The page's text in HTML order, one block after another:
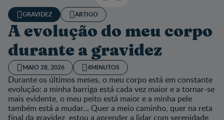
GRAVIDEZ ARTIGO
A evolução do meu corpo
durante a gravidez
MAIO 28, 2026 4MINUTOS
Durante os últimos meses, o meu corpo está em constante
evolução: a minha barriga está cada vez maior e a tornar-se
mais evidente, o meu peito está maior e a minha pele
também está a mudar… Quer a meio caminho, quer na reta
final da gravidez, estou a aprender a lidar com serenidade